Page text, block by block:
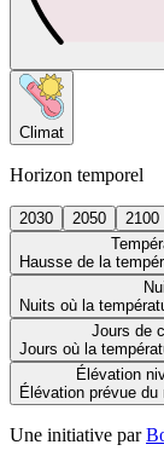
Climat
Horizon temporel
2030 2050
2100
Hausse de la
Nuits où la
Jours de
Jours où la
Élévation
Élévation prévue
Une initiative par